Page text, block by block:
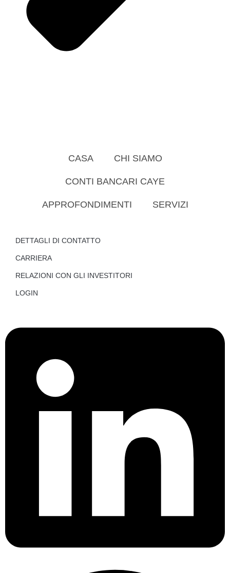
CASA CHI SIAMO
CONTI BANCARI CAYE
APPROFONDIMENTI SERVIZI
DETTAGLI DI CONTATTO
CARRIERA
RELAZIONI CON GLI INVESTITORI
LOGIN